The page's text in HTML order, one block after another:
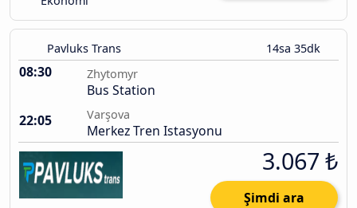
Pavluks Trans 14sa 35dk
08:30 Zhytomyr
Bus Station
22:05
Varşova
Merkez Tren Istasyonu
3.067 ₺
Şimdi ara